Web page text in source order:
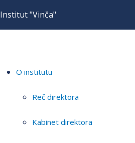
Institut "Vinča"
O institutu
Reč direktora
Kabinet direktora